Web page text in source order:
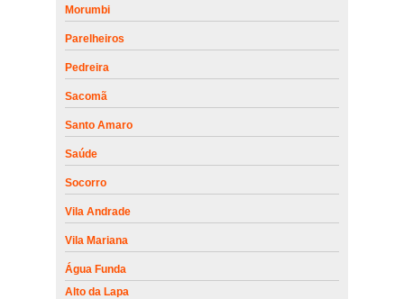
Morumbi
Parelheiros
Pedreira
Sacomã
Santo Amaro
Saúde
Socorro
Vila Andrade
Vila Mariana
Água Funda
Alto da Lapa